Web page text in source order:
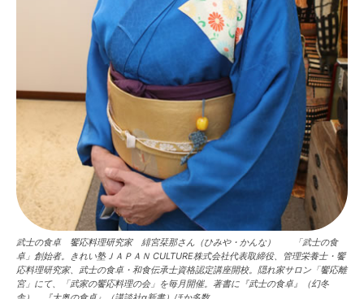
武士の食卓 饗応料理研究家 緋宮栞那さん（ひみや・かんな） 「武士の食
卓」創始者。きれい塾ＪＡＰＡＮ CULTURE株式会社代表取締役、管理栄養士・饗
応料理研究家、武士の食卓・和食伝承士資格認定講座開校。隠れ家サロン「饗応離
宮」にて、「武家の饗応料理の会」を毎月開催。著書に『武士の食卓』（幻冬